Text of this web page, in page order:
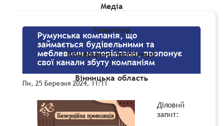
Медіа
Членство
Комерційні пропозиції
Вінницька область
Румунська компанія, що
займається будівельними та
меблевими матеріалами, пропонує
свої канали збуту компаніям
Пн, 25 Березня 2024, 11:11
Діловий
запит: